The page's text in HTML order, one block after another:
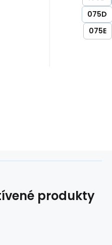
075D
075E
produkty